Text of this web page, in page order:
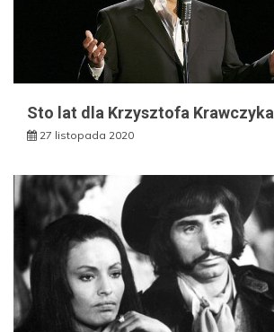
Sto lat dla Krzysztofa Krawczyka
27 listopada 2020